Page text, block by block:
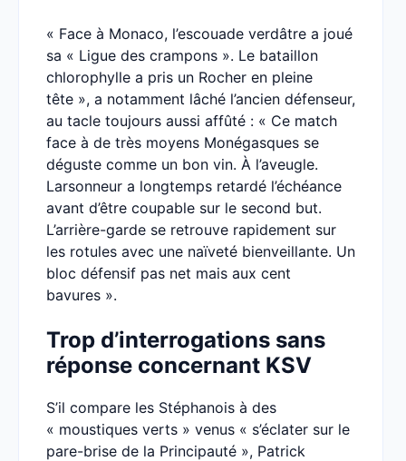
« Face à Monaco, l’escouade verdâtre a joué
sa « Ligue des crampons ». Le bataillon
chlorophylle a pris un Rocher en pleine
tête », a notamment lâché l’ancien défenseur,
au tacle toujours aussi affûté : « Ce match
face à de très moyens Monégasques se
déguste comme un bon vin. À l’aveugle.
Larsonneur a longtemps retardé l’échéance
avant d’être coupable sur le second but.
L’arrière-garde se retrouve rapidement sur
les rotules avec une naïveté bienveillante. Un
bloc défensif pas net mais aux cent
bavures ».
Trop d’interrogations sans
réponse concernant KSV
S’il compare les Stéphanois à des
« moustiques verts » venus « s’éclater sur le
pare-brise de la Principauté », Patrick